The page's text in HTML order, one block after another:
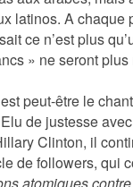
latinos. A chaque
ce n’est plus
» ne seront
peut-être le
de justesse
Clinton, il
de followers, qui